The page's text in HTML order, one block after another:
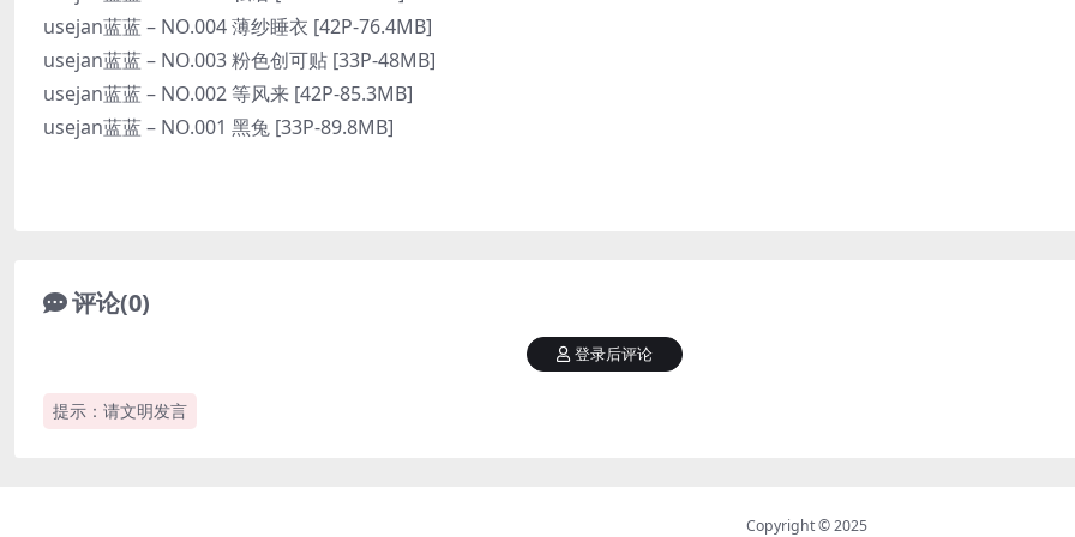
usejan蓝蓝 – NO.004 薄纱睡衣 [42P-76.4MB]
usejan蓝蓝 – NO.003 粉色创可贴 [33P-48MB]
usejan蓝蓝 – NO.002 等风来 [42P-85.3MB]
usejan蓝蓝 – NO.001 黑兔 [33P-89.8MB]
评论(0)
提示：请文明发言
登录后评论
Copyright © 2025